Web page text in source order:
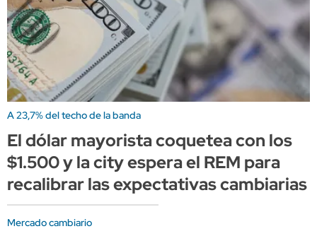
A 23,7% del techo de la banda
El dólar mayorista coquetea con los
$1.500 y la city espera el REM para
recalibrar las expectativas cambiarias
Mercado cambiario